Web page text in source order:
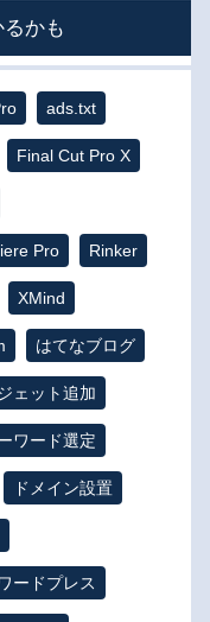
かも
ads.txt
Final Cut Pro X
Pro Rinker
XMind
はてなブログ
ェット追加
ワード選定
ドメイン設置
ードプレス